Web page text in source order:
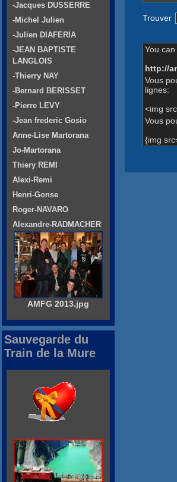
Trouver
You
http://
Vous
lignes:
<img
Vous
{img
-Jacques DUSSERRE
-Michel Julien
-Julien DIAFERIA
-JEAN BAPTISTE
LANGLOIS
-Thierry NAY
-Bernard BERISSET
-Pierre LEVY
-Jean frederic Gosio
Anne-Lise Martorana
Jo-Martorana
Thiery REMI
Alexi-Remi
Henri-Gonse
Roger-NAVARO
Alexandre-RADMACHER
AMFG 2013.jpg
Sauvegarde du
Train de la Mure